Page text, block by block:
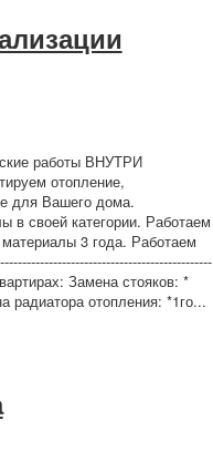
работы ВНУТРИ
отопление,
для Вашего дома.
в своей категории. Работаем
3 года. Работаем
Замена стояков: *
радиатора отопления: *1го...